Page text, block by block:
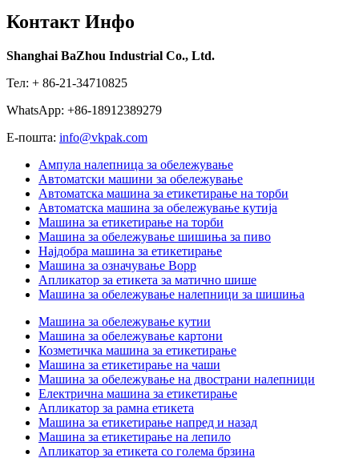
Контакт Инфо
Shanghai BaZhou Industrial Co., Ltd.
Тел: + 86-21-34710825
WhatsApp: +86-18912389279
Е-пошта: info@vkpak.com
Ампула налепница за обележување
Автоматски машини за обележување
Автоматска машина за етикетирање на торби
Автоматска машина за обележување кутија
Машина за етикетирање на торби
Машина за обележување шишиња за пиво
Најдобра машина за етикетирање
Машина за означување Bopp
Апликатор за етикета за матично шише
Машина за обележување налепници за шишиња
Машина за обележување кутии
Машина за обележување картони
Козметичка машина за етикетирање
Машина за етикетирање на чаши
Машина за обележување на двострани налепници
Електрична машина за етикетирање
Апликатор за рамна етикета
Машина за етикетирање напред и назад
Машина за етикетирање на лепило
Апликатор за етикета со голема брзина